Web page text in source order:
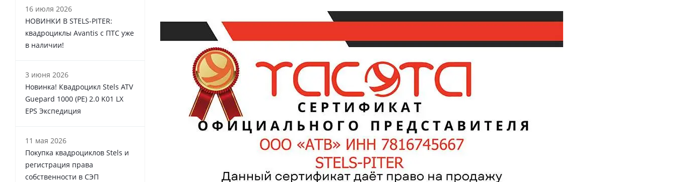
16 июля 2026
НОВИНКИ В STELS-PITER:
квадроциклы Avantis с ПТС уже
в наличии!
3 июня 2026
Новинка! Квадроцикл Stels ATV
Guepard 1000 (PE) 2.0 K01 LX
EPS Экспедиция
11 мая 2026
Покупка квадроциклов Stels и
регистрация права
собственности в СЭП